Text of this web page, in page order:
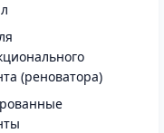
(реноватора)